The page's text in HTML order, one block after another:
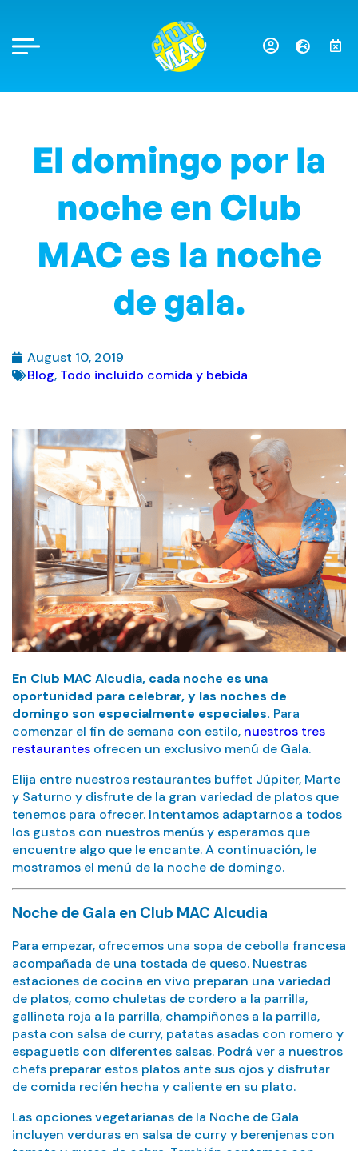
El domingo por la
noche en Club
MAC es la noche
de gala.
August 10, 2019
Blog, Todo incluido comida y bebida
En Club MAC Alcudia, cada noche es una
oportunidad para celebrar, y las noches de
domingo son especialmente especiales. Para
comenzar el fin de semana con estilo, nuestros tres
restaurantes ofrecen un exclusivo menú de Gala.
Elija entre nuestros restaurantes buffet Júpiter, Marte
y Saturno y disfrute de la gran variedad de platos que
tenemos para ofrecer. Intentamos adaptarnos a todos
los gustos con nuestros menús y esperamos que
encuentre algo que le encante. A continuación, le
mostramos el menú de la noche de domingo.
Noche de Gala en Club MAC Alcudia
Para empezar, ofrecemos una sopa de cebolla francesa
acompañada de una tostada de queso. Nuestras
estaciones de cocina en vivo preparan una variedad
de platos, como chuletas de cordero a la parrilla,
gallineta roja a la parrilla, champiñones a la parrilla,
pasta con salsa de curry, patatas asadas con romero y
espaguetis con diferentes salsas. Podrá ver a nuestros
chefs preparar estos platos ante sus ojos y disfrutar
de comida recién hecha y caliente en su plato.
Las opciones vegetarianas de la Noche de Gala
incluyen verduras en salsa de curry y berenjenas con